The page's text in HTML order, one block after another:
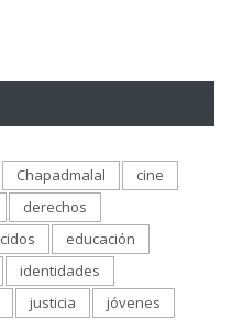
Chapadmalal
cine
derechos
educación
identidades
justicia
jóvenes